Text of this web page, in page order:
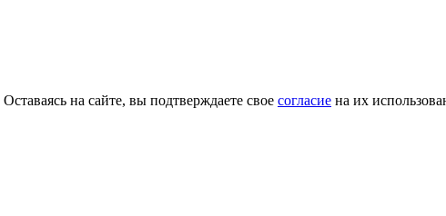
на сайте, вы подтверждаете свое согласие на их